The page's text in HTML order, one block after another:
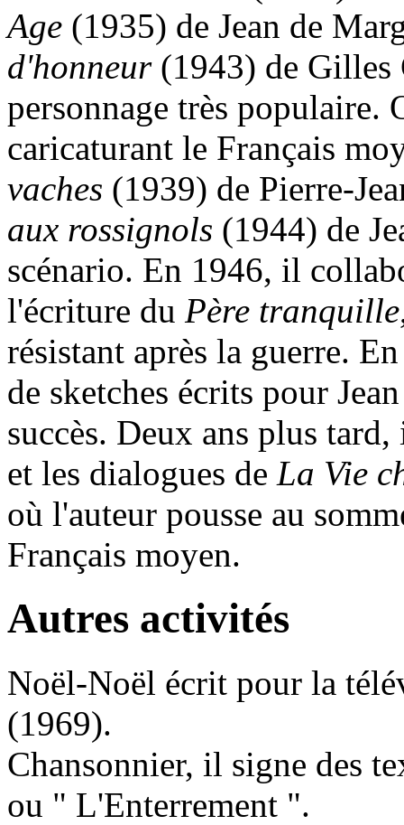
Age (1935) de Jean de
d'honneur(1943) de Gilles
personnage très populaire.
caricaturant le Français
vaches (1939) de Pierre-
aux rossignols (1944) de
scénario. En 1946, il
l'écriture du Père tranquille
résistant après la guerre.
de sketches écrits pour
succès. Deux ans plus
et les dialogues de La Vie
où l'auteur pousse au
Français moyen.
Autres activités
Noël-Noël écrit pour la
(1969).
Chansonnier, il signe des
ou " L'Enterrement ".